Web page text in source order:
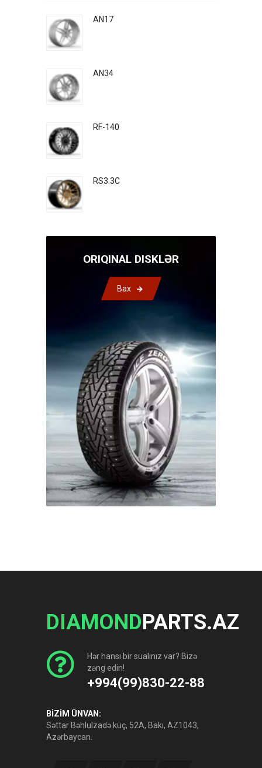
AN17
AN34
RF-140
RS3.3C
ORIQINAL DISKLƏR
Bax
DIAMONDPARTS.AZ
Hər hansı bir sualınız var? Bizə
zəng edin!
+994(99)830-22-88
BİZİM ÜNVAN:
Səttar Bəhlulzadə küç, 52A, Bakı, AZ1043,
Azərbaycan.